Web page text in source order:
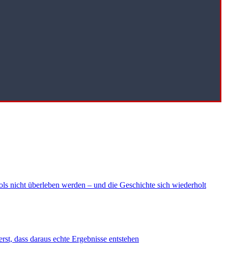
nicht überleben werden – und die Geschichte sich wiederholt
dass daraus echte Ergebnisse entstehen